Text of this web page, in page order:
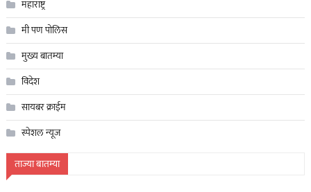
महाराष्ट्र
मी पण पोलिस
मुख्य बातम्या
विदेश
सायबर क्राईम
स्पेशल न्यूज
ताज्या बातम्या